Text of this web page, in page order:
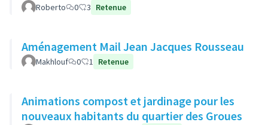
Roberto 0 3 Retenue
Aménagement Mail Jean Jacques Rousseau
Makhlouf 0 1 Retenue
Animations compost et jardinage pour les
nouveaux habitants du quartier des Groues